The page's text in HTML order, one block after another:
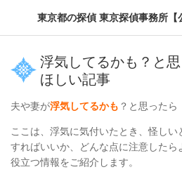
東京都の探偵 東京探偵事務所【
浮気してるかも？と
ほしい記事
夫や妻が浮気してるかも ？と思ったら
ここは、浮気に気付いたとき、怪しい
すればいいか、どんな点に注意したら
役立つ情報をご紹介します。